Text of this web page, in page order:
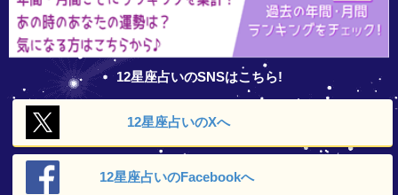
12星座占いのSNSはこちら!
12星座占いのXへ
12星座占いのFacebookへ